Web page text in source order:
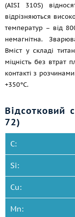
(AISI 310S)
відрізняються
температур – від
немагнітна.
Вміст у складі
міцність без втрат
контакті з
+350°С.
Відсотковий
72)
C:
Si:
Cu:
Mn: